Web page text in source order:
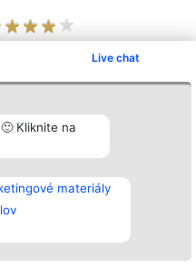
Live chat
Kliknite na
materiály